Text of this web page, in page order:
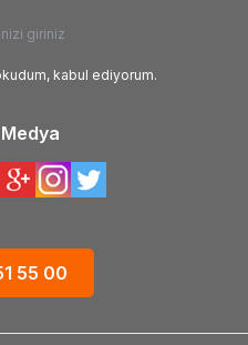
kabul ediyorum.
55 00